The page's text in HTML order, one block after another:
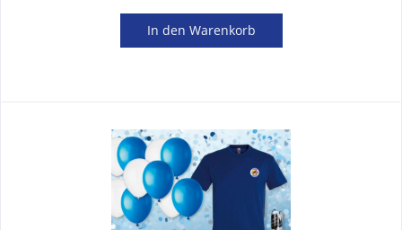
In den Warenkorb